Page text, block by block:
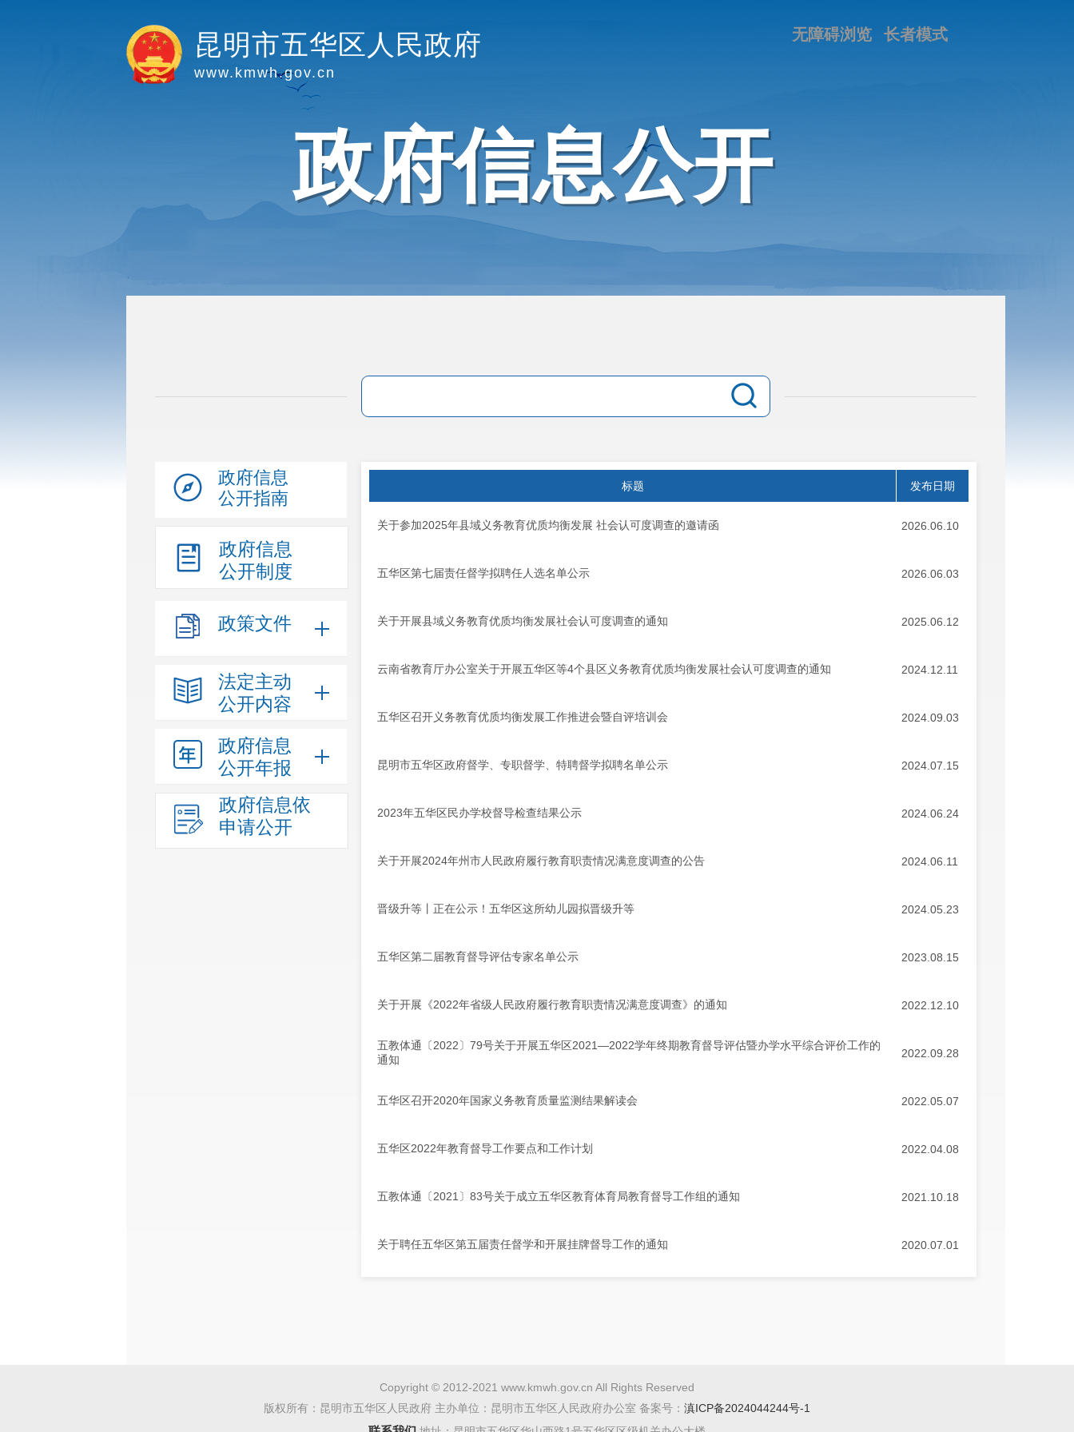
昆明市五华区人民政府
www.kmwh.gov.cn
长者模式
无障碍浏览
政府信息公开
政府信息
公开指南
政府信息
公开制度
政策文件
法定主动
公开内容
政府信息
公开年报
政府信息依
申请公开
标题 发布日期
关于参加2025年县域义务教育优质均衡发展 社会认可度调查的邀请函 2026.06.10
五华区第七届责任督学拟聘任人选名单公示 2026.06.03
关于开展县域义务教育优质均衡发展社会认可度调查的通知 2025.06.12
云南省教育厅办公室关于开展五华区等4个县区义务教育优质均衡发展社会认可度调查的通知 2024.12.11
五华区召开义务教育优质均衡发展工作推进会暨自评培训会 2024.09.03
昆明市五华区政府督学、专职督学、特聘督学拟聘名单公示 2024.07.15
2023年五华区民办学校督导检查结果公示 2024.06.24
关于开展2024年州市人民政府履行教育职责情况满意度调查的公告 2024.06.11
晋级升等丨正在公示！五华区这所幼儿园拟晋级升等 2024.05.23
五华区第二届教育督导评估专家名单公示 2023.08.15
关于开展《2022年省级人民政府履行教育职责情况满意度调查》的通知 2022.12.10
五教体通〔2022〕79号关于开展五华区2021—2022学年终期教育督导评估暨办学水平综合评价工作的
通知
2022.09.28
五华区召开2020年国家义务教育质量监测结果解读会 2022.05.07
五华区2022年教育督导工作要点和工作计划 2022.04.08
五教体通〔2021〕83号关于成立五华区教育体育局教育督导工作组的通知 2021.10.18
关于聘任五华区第五届责任督学和开展挂牌督导工作的通知 2020.07.01
Copyright © 2012-2021 www.kmwh.gov.cn All Rights Reserved
版权所有：昆明市五华区人民政府 主办单位：昆明市五华区人民政府办公室 备案号： 滇ICP备2024044244号-1